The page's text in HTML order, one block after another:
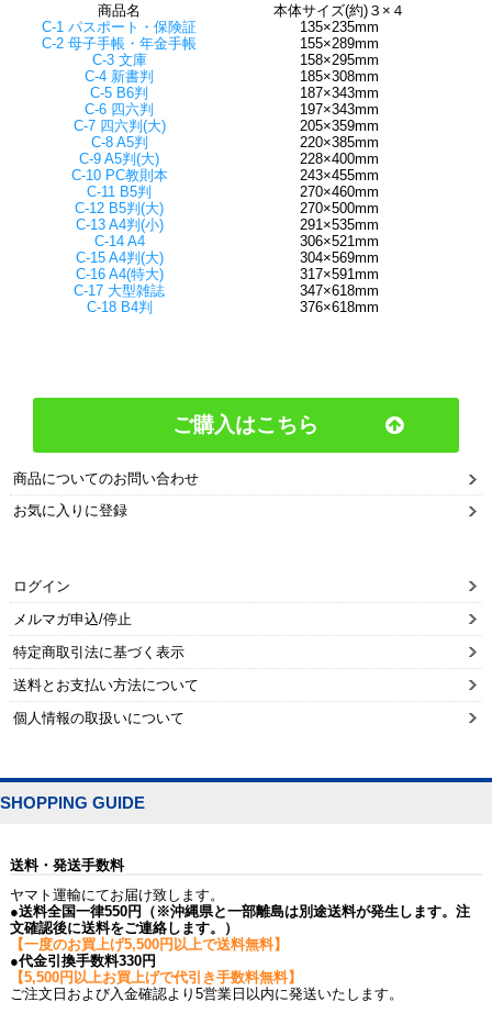
商品名
本体サイズ(約)３×４
C-1 パスポート・保険証
135×235mm
C-2 母子手帳・年金手帳
155×289mm
C-3 文庫
158×295mm
C-4 新書判
185×308mm
C-5 B6判
187×343mm
C-6 四六判
197×343mm
C-7 四六判(大)
205×359mm
C-8 A5判
220×385mm
C-9 A5判(大)
228×400mm
C-10 PC教則本
243×455mm
C-11 B5判
270×460mm
C-12 B5判(大)
270×500mm
C-13 A4判(小)
291×535mm
C-14 A4
306×521mm
C-15 A4判(大)
304×569mm
C-16 A4(特大)
317×591mm
C-17 大型雑誌
347×618mm
C-18 B4判
376×618mm
ご購入はこちら
商品についてのお問い合わせ
お気に入りに登録
ログイン
メルマガ申込/停止
特定商取引法に基づく表示
送料とお支払い方法について
個人情報の取扱いについて
SHOPPING GUIDE
送料・発送手数料
ヤマト運輸にてお届け致します。
●送料全国一律550円（※沖縄県と一部離島は別途送料が発生します。注
文確認後に送料をご連絡します。）
【一度のお買上げ5,500円以上で送料無料】
●代金引換手数料330円
【5,500円以上お買上げで代引き手数料無料】
ご注文日および入金確認より5営業日以内に発送いたします。